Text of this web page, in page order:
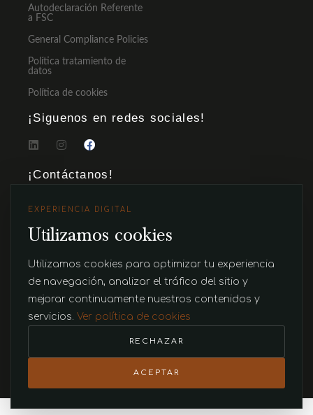
Autodeclaración Referente
a FSC
General Compliance Policies
Política tratamiento de
datos
Política de cookies
¡Siguenos en redes sociales!
¡Contáctanos!
(+57) 316 419 3700
ventas@riofrio.com.co
© 2026 Desarollado porSeven Lab | Growth Marketing
EXPERIENCIA DIGITAL
Utilizamos cookies
Utilizamos cookies para optimizar tu experiencia
de navegación, analizar el tráfico del sitio y
mejorar continuamente nuestros contenidos y
servicios. Ver política de cookies
RECHAZAR
ACEPTAR